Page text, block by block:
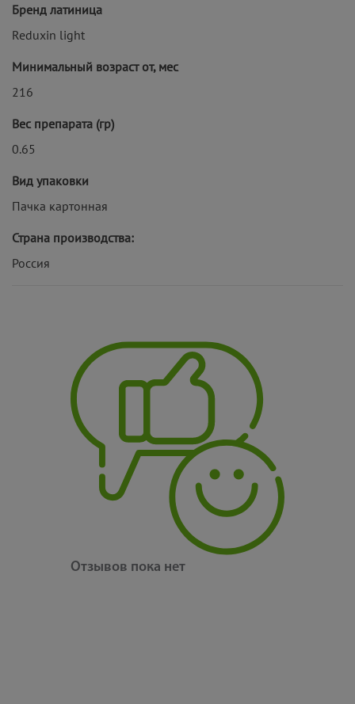
Бренд латиница
Reduxin light
Минимальный возраст от, мес
216
Вес препарата (гр)
0.65
Вид упаковки
Пачка картонная
Страна производства:
Россия
Отзывов пока нет